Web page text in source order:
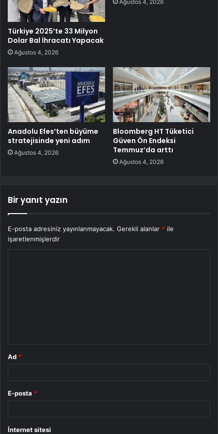
Türkiye 2025’te 33 Milyon
Dolar Bal İhracatı Yapacak
Ağustos 4, 2026
Ağustos 4, 2026
Anadolu Efes’ten büyüme
stratejisinde yeni adım
Ağustos 4, 2026
Bloomberg HT Tüketici
Güven Ön Endeksi
Temmuz’da arttı
Ağustos 4, 2026
Bir yanıt yazın
E-posta adresiniz yayınlanmayacak. Gerekli alanlar * ile
işaretlenmişlerdir
Ad *
E-posta *
İnternet sitesi